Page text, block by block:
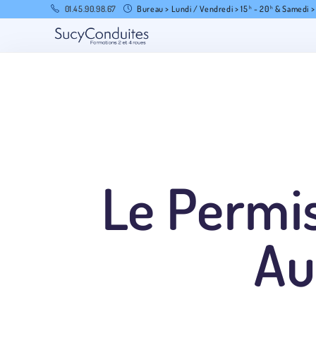
01.45.90.98.67 Bureau > Lundi / Vendredi > 15 h - 20 h & Samedi >
Le